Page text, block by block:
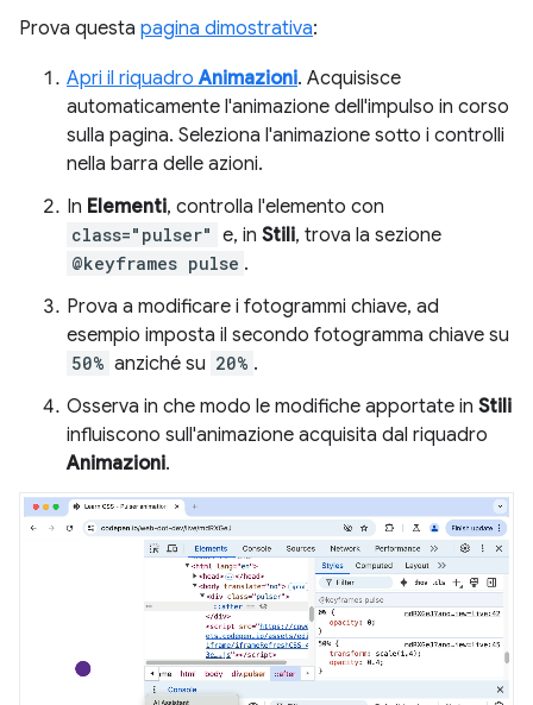
Prova questa pagina dimostrativa:
Apri il riquadroAnimazioni. Acquisisce
automaticamente l'animazione dell'impulso in corso
sulla pagina. Seleziona l'animazione sotto i controlli
nella barra delle azioni.
In Elementi, controlla l'elemento con
class="pulser" e, in Stili, trova la sezione
@keyframes pulse .
Prova a modificare i fotogrammi chiave, ad
esempio imposta il secondo fotogramma chiave su
50% anziché su 20% .
Osserva in che modo le modifiche apportate in Stili
influiscono sull'animazione acquisita dal riquadro
Animazioni.